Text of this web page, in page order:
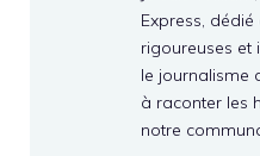
Express,
rigoureuses et
le journalisme
à raconter les
notre